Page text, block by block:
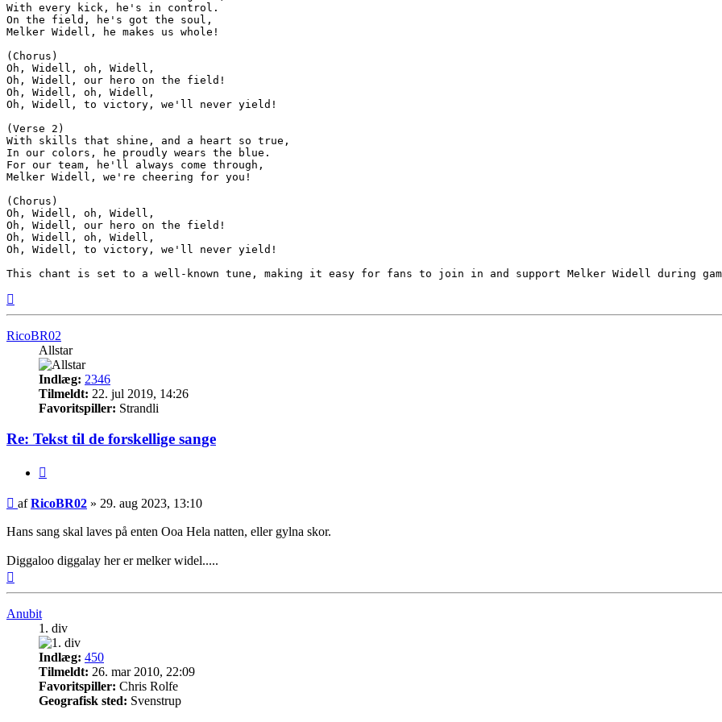
With every kick, he's in control.
On the field, he's got the soul,
Melker Widell, he makes us whole!
(Chorus)
Oh, Widell, oh, Widell,
Oh, Widell, our hero on the field!
Oh, Widell, oh, Widell,
Oh, Widell, to victory, we'll never yield!
(Verse 2)
With skills that shine, and a heart so true,
In our colors, he proudly wears the blue.
For our team, he'll always come through,
Melker Widell, we're cheering for you!
(Chorus)
Oh, Widell, oh, Widell,
Oh, Widell, our hero on the field!
Oh, Widell, oh, Widell,
Oh, Widell, to victory, we'll never yield!
This chant is set to a well-known tune, making it easy for fans to join in and support Melker Widell during
RicoBR02
Allstar
Indlæg: 2346
Tilmeldt: 22. jul 2019, 14:26
Favoritspiller: Strandli
Re: Tekst til de forskellige sange
Indlæg
afRicoBR02 » 29. aug 2023, 13:10
Hans sang skal laves på enten Ooa Hela natten, eller gylna skor.
Diggaloo diggalay her er melker widel.....
Anubit
1. div
Indlæg: 450
Tilmeldt: 26. mar 2010, 22:09
Favoritspiller: Chris Rolfe
Geografisk sted: Svenstrup